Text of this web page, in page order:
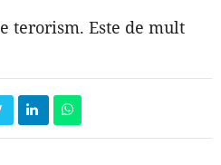
terorism. Este de mult